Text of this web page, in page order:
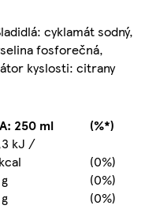
cyklamát sodný,
fosforečná,
kyslosti: citrany
250 ml
(%*)
kJ /
(0%)
(0%)
(0%)